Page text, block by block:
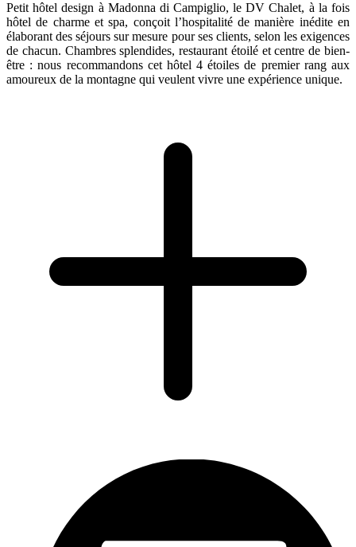
Petit hôtel design à Madonna di Campiglio, le DV Chalet, à la fois
hôtel de charme et spa, conçoit l’hospitalité de manière inédite en
élaborant des séjours sur mesure pour ses clients, selon les exigences
de chacun. Chambres splendides, restaurant étoilé et centre de bien-
être : nous recommandons cet hôtel 4 étoiles de premier rang aux
amoureux de la montagne qui veulent vivre une expérience unique.